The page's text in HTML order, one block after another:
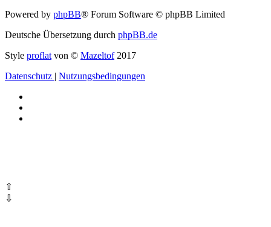
Powered by phpBB® Forum Software © phpBB Limited
Deutsche Übersetzung durch phpBB.de
Style proflat von © Mazeltof2017
Datenschutz | Nutzungsbedingungen
⇧
⇩